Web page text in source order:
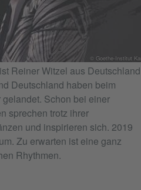
© Goethe-Institut
Reiner Witzel aus Deutschland
Deutschland haben beim
Schon bei einer
sprechen trotz ihrer
und inspirieren sich. 2019
Zu erwarten ist eine ganz
Rhythmen.